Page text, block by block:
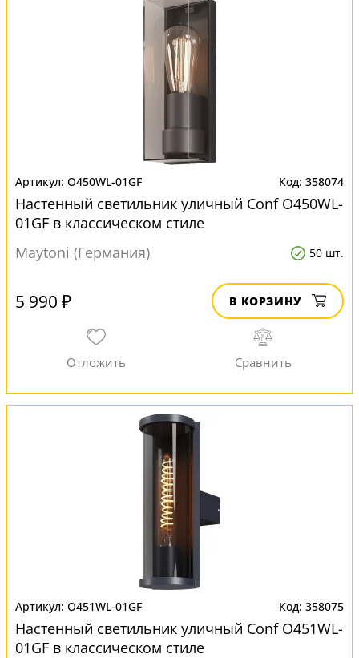
O450WL-01GF 358074
Настенный светильник уличный Conf O450WL-
01GF в классическом стиле
Maytoni (Германия)
50 шт.
5 990 ₽ В КОРЗИНУ
O451WL-01GF 358075
Настенный светильник уличный Conf O451WL-
01GF в классическом стиле